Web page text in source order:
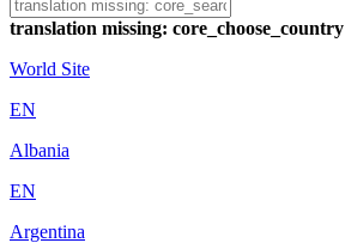
translation missing: core_choose_country
World Site
EN
Albania
EN
Argentina